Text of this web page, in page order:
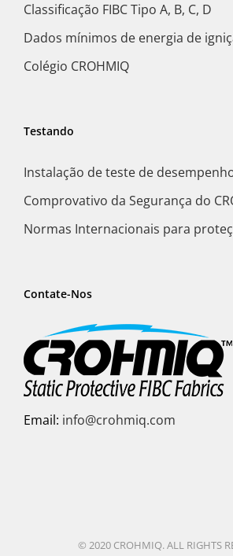
Classificação FIBC Tipo A, B, C, D
Dados mínimos de energia de
Colégio CROHMIQ
Testando
Instalação de teste de
Comprovativo da Segurança do
Normas Internacionais para
Contate-Nos
Email: info@crohmiq.com
© 2020 CROHMIQ. ALL RIGHTS